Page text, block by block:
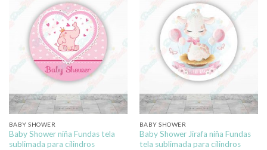
BABY SHOWER
Baby Shower niña Fundas tela
sublimada para cilindros
BABY SHOWER
Baby Shower Jirafa niña Fundas
tela sublimada para cilindros